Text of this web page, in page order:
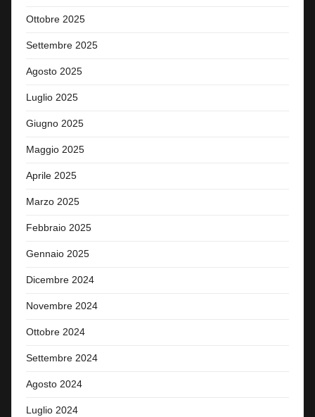
Ottobre 2025
Settembre 2025
Agosto 2025
Luglio 2025
Giugno 2025
Maggio 2025
Aprile 2025
Marzo 2025
Febbraio 2025
Gennaio 2025
Dicembre 2024
Novembre 2024
Ottobre 2024
Settembre 2024
Agosto 2024
Luglio 2024